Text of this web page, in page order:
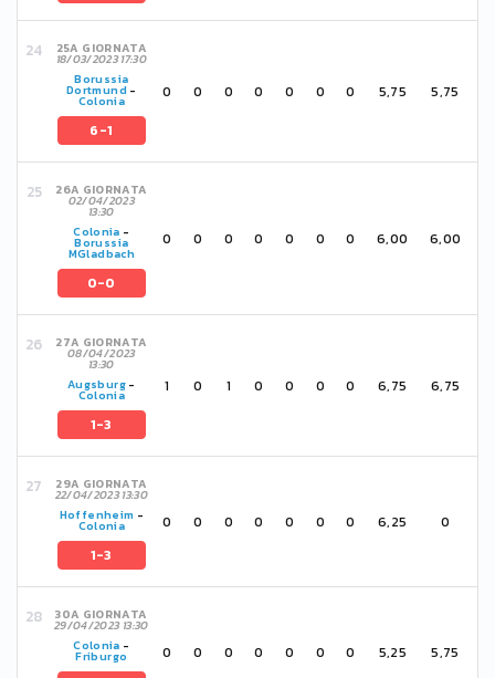
25A GIORNATA
18/03/2023 17:30
Borussia
Dortmund-
Colonia
6-1
0 0 0 0 0 0 0 5,75 5,75
26A GIORNATA
02/04/2023
13:30
Colonia -
Borussia
MGladbach
0-0
0 0 0 0 0 0 0 6,00 6,00
27A GIORNATA
08/04/2023
13:30
Augsburg-
Colonia
1-3
1 0 1 0 0 0 0 6,75 6,75
29A GIORNATA
22/04/2023 13:30
Hoffenheim -
Colonia
1-3
0 0 0 0 0 0 0 6,25 0
30A GIORNATA
29/04/2023 13:30
Colonia -
Friburgo 0 0 0 0 0 0 0 5,25 5,75